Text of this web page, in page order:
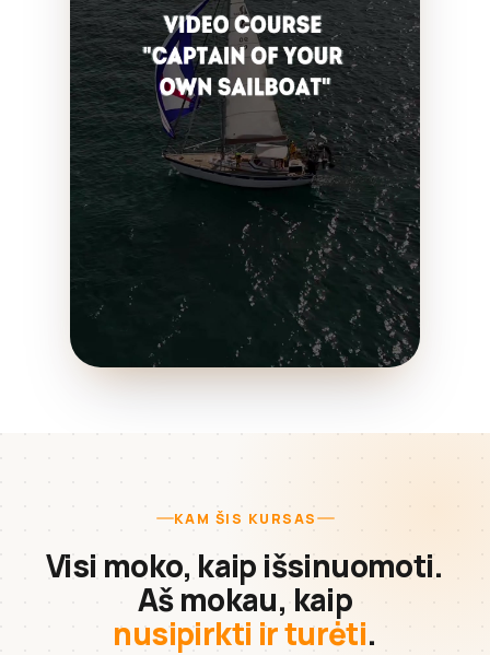
KAM ŠIS KURSAS
Visi moko, kaip išsinuomoti.
Aš mokau, kaip
nusipirkti ir turėti.